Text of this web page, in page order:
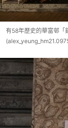
有58年歷史的華富邨「